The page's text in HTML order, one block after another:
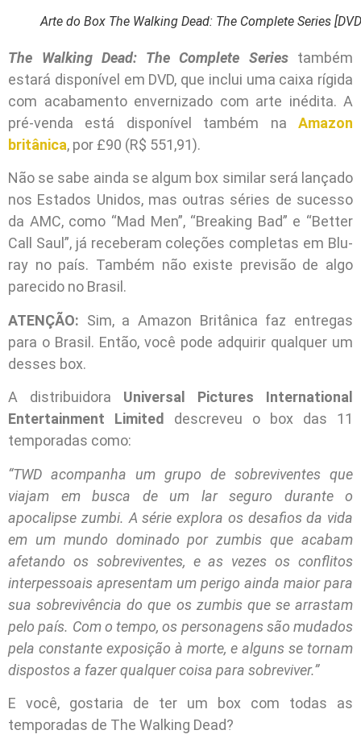
Arte do Box The Walking Dead: The Complete Series
The Walking Dead: The Complete Seriestambém
estará disponível em DVD, que inclui uma caixa rígida
com acabamento envernizado com arte inédita. A
pré-venda está disponível também na Amazon
britânica, por £90 (R$ 551,91).
Não se sabe ainda se algum box similar será lançado
nos Estados Unidos, mas outras séries de sucesso
da AMC, como “Mad Men”, “Breaking Bad” e “Better
Call Saul”, já receberam coleções completas em Blu-
ray no país. Também não existe previsão de algo
parecido no Brasil.
ATENÇÃO: Sim, a Amazon Britânica faz entregas
para o Brasil. Então, você pode adquirir qualquer um
desses box.
A distribuidora Universal Pictures International
Entertainment Limited
descreveu o box das 11
temporadas como:
“TWD acompanha um grupo de sobreviventes que
viajam em busca de um lar seguro durante o
apocalipse zumbi. A série explora os desafios da vida
em um mundo dominado por zumbis que acabam
afetando os sobreviventes, e as vezes os conflitos
interpessoais apresentam um perigo ainda maior para
sua sobrevivência do que os zumbis que se arrastam
pelo país. Com o tempo, os personagens são mudados
pela constante exposição à morte, e alguns se tornam
dispostos a fazer qualquer coisa para sobreviver.”
E você, gostaria de ter um box com todas as
temporadas de The Walking Dead?